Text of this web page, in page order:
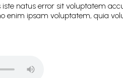
iste natus error sit voluptatem
enim ipsam voluptatem, quia